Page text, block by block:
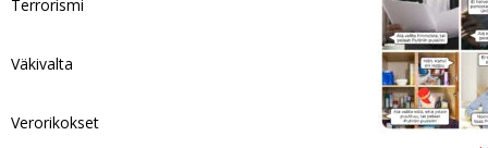
Terrorismi
Väkivalta
Verorikokset